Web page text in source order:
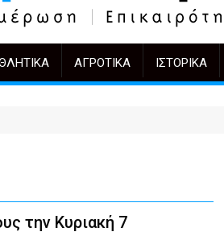
ΑΓΡΟΤΙΚΆ ΙΣΤΟΡΙΚΆ
την Κυριακή 7